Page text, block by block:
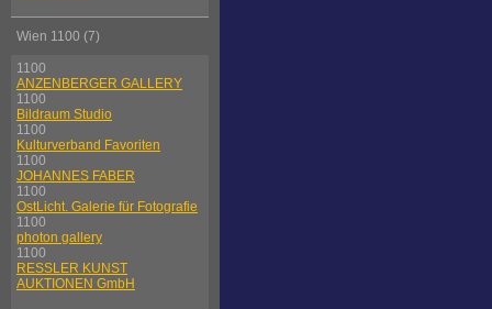
Wien 1100 (7)
1100
ANZENBERGER GALLERY
1100
Bildraum Studio
1100
Kulturverband Favoriten
1100
JOHANNES FABER
1100
OstLicht. Galerie für Fotografie
1100
photon gallery
1100
RESSLER KUNST
AUKTIONEN GmbH